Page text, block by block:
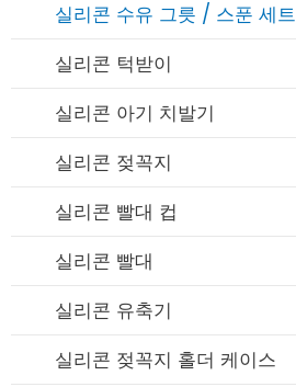
실리콘 수유 그릇 / 스푼 세트
실리콘 턱받이
실리콘 아기 치발기
실리콘 젖꼭지
실리콘 빨대 컵
실리콘 빨대
실리콘 유축기
실리콘 젖꼭지 홀더 케이스